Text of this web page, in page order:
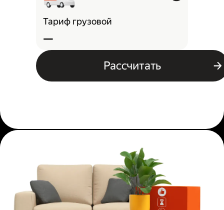
Тариф грузовой
—
Рассчитать